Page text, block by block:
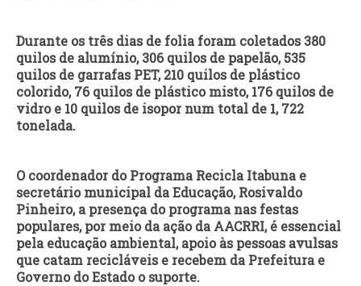
Durante os três dias de folia foram coletados 380
quilos de alumínio, 306 quilos de papelão, 535
quilos de garrafas PET, 210 quilos de plástico
colorido, 76 quilos de plástico misto, 176 quilos de
vidro e 10 quilos de isopor num total de 1, 722
tonelada.
O coordenador do Programa Recicla Itabuna e
secretário municipal da Educação, Rosivaldo
Pinheiro, a presença do programa nas festas
populares, por meio da ação da AACRRI, é essencial
pela educação ambiental, apoio às pessoas avulsas
que catam recicláveis e recebem da Prefeitura e
Governo do Estado o suporte.